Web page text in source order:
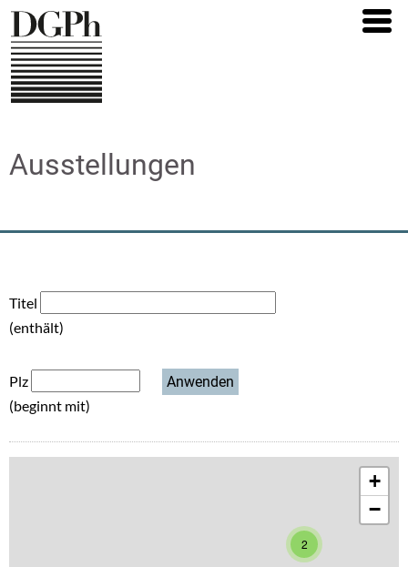
Direkt
zum
Inhalt
Ausstellungen
Titel
(enthält)
Plz
(beginnt mit)
2
+
−